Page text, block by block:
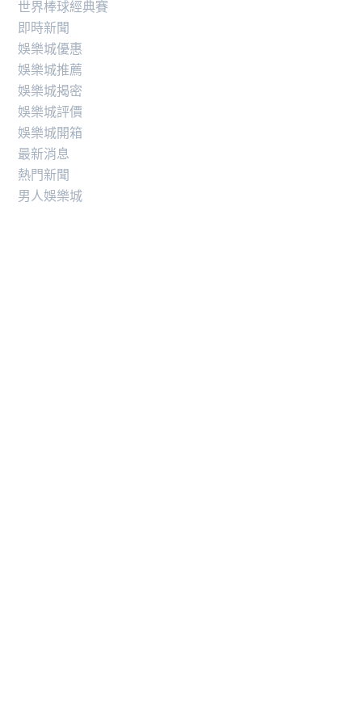
世界棒球經典賽
即時新聞
娛樂城優惠
娛樂城推薦
娛樂城揭密
娛樂城評價
娛樂城開箱
最新消息
熱門新聞
男人娛樂城